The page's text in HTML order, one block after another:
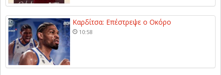
Καρδίτσα: Επέστρεψε ο Οκόρο
10:58